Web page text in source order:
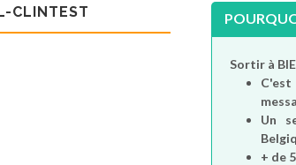
CLINTEST
Sortir à
Un
+ de